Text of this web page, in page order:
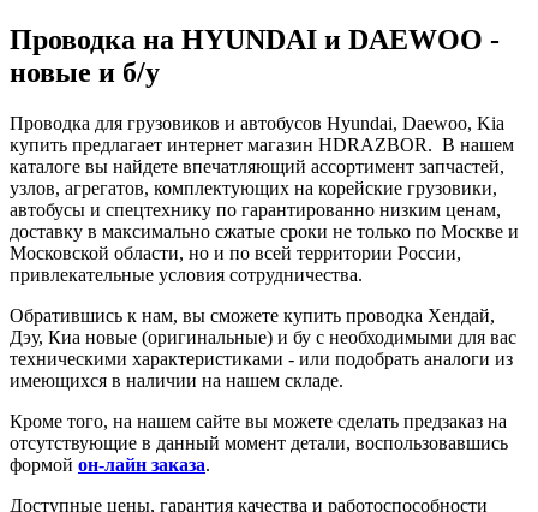
Проводка на HYUNDAI и DAEWOO -
новые и б/у
Проводка для грузовиков и автобусов Hyundai, Daewoo, Kia
купить предлагает интернет магазин HDRAZBOR. В нашем
каталоге вы найдете впечатляющий ассортимент запчастей,
узлов, агрегатов, комплектующих на корейские грузовики,
автобусы и спецтехнику по гарантированно низким ценам,
доставку в максимально сжатые сроки не только по Москве и
Московской области, но и по всей территории России,
привлекательные условия сотрудничества.
Обратившись к нам, вы сможете купить проводка Хендай,
Дэу, Киа новые (оригинальные) и бу с необходимыми для вас
техническими характеристиками - или подобрать аналоги из
имеющихся в наличии на нашем складе.
Кроме того, на нашем сайте вы можете сделать предзаказ на
отсутствующие в данный момент детали, воспользовавшись
формой он-лайн заказа.
Доступные цены, гарантия качества и работоспособности